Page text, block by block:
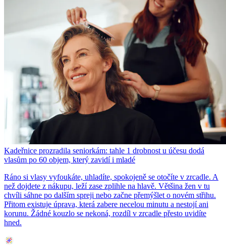
Kadeřnice prozradila seniorkám: tahle 1 drobnost u účesu dodá
vlasům po 60 objem, který zavidí i mladé
Ráno si vlasy vyfoukáte, uhladíte, spokojeně se otočíte v zrcadle. A
než dojdete z nákupu, leží zase zplihle na hlavě. Většina žen v tu
chvíli sáhne po dalším spreji nebo začne přemýšlet o novém střihu.
Přitom existuje úprava, která zabere necelou minutu a nestojí ani
korunu. Žádné kouzlo se nekoná, rozdíl v zrcadle přesto uvidíte
hned.